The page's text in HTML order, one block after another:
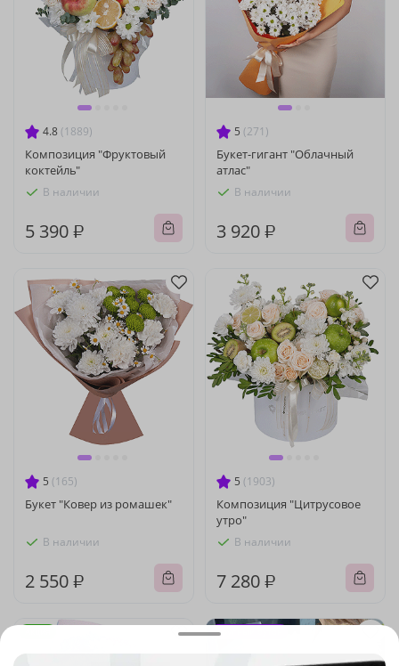
4.8 (1889)
Композиция "Фруктовый
коктейль"
В наличии
5 390 ₽
5 (271)
Букет-гигант "Облачный
атлас"
В наличии
3 920 ₽
5 (165)
Букет "Ковер из ромашек"
В наличии
2 550 ₽
5 (1903)
Композиция "Цитрусовое
утро"
В наличии
7 280 ₽
Крупный бутон